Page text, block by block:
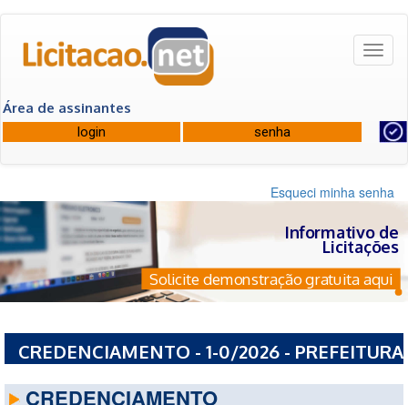
Área de assinantes
Esqueci minha senha
Informativo de
Licitações
Solicite demonstração gratuita aqui
CREDENCIAMENTO - 1-0/2026 - PREFEITURA
CREDENCIAMENTO